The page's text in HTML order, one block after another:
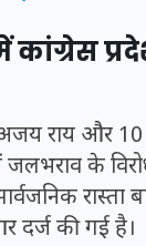
कांग्रेस
अजय राय और
के
रास्ता
की गई है।